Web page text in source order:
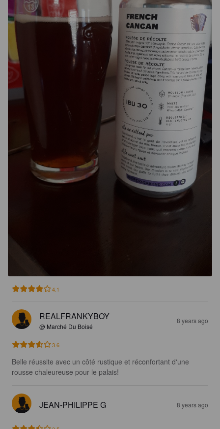
4.1
REALFRANKYBOY
@ Marché Du Boisé
8 years ago
3.6
Belle réussite avec un côté rustique et réconfortant d'une
rousse chaleureuse pour le palais!
JEAN-PHILIPPE G 8 years ago